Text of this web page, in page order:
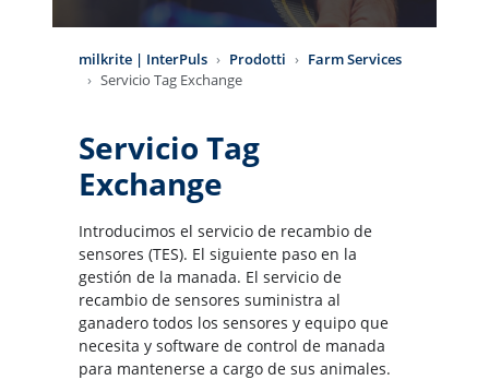
milkrite | InterPuls Prodotti
Farm Services
Servicio Tag Exchange
Servicio Tag
Exchange
Introducimos el servicio de recambio de
sensores (TES). El siguiente paso en la
gestión de la manada. El servicio de
recambio de sensores suministra al
ganadero todos los sensores y equipo que
necesita y software de control de manada
para mantenerse a cargo de sus animales.